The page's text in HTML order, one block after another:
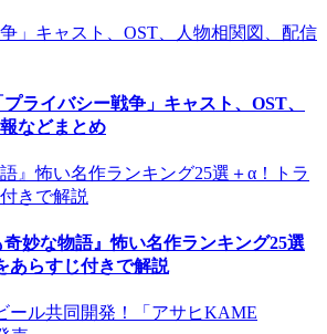
プライバシー戦争」キャスト、OST、
などまとめ
奇妙な物語』怖い名作ランキング25選
あらすじ付きで解説